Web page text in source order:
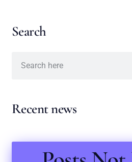
Search
Recent news